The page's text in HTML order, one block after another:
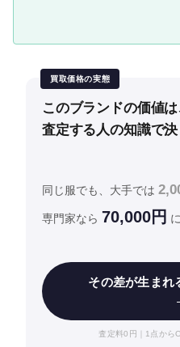
買取価格の実態
このブランドの価値は
査定する人の知識で決
同じ服でも、大手では
専門家なら 70,000円
その差が生まれ
査定料0円｜1点から